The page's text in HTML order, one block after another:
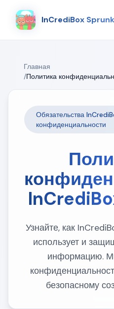
InCrediBox
Главная
/Политика
Обязательства
конфиденциальности
Узнайте, как
использует и
информацию.
безопасному